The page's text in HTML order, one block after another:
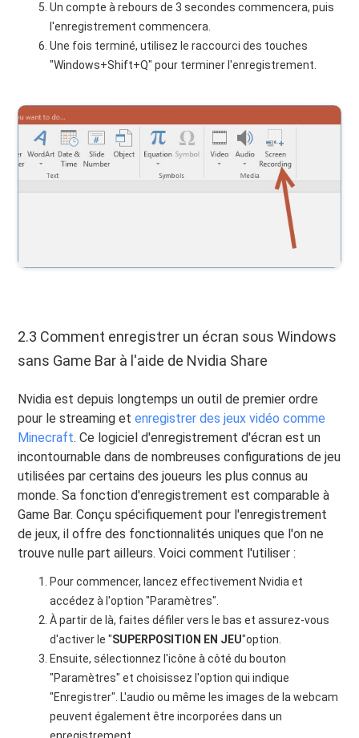
Un compte à rebours de 3 secondes commencera, puis
l'enregistrement commencera.
Une fois terminé, utilisez le raccourci des touches
"Windows+Shift+Q" pour terminer l'enregistrement.
2.3 Comment enregistrer un écran sous Windows
sans Game Bar à l'aide de Nvidia Share
Nvidia est depuis longtemps un outil de premier ordre
pour le streaming etenregistrer des jeux vidéo comme
Minecraft. Ce logiciel d'enregistrement d'écran est un
incontournable dans de nombreuses configurations de jeu
utilisées par certains des joueurs les plus connus au
monde. Sa fonction d'enregistrement est comparable à
Game Bar. Conçu spécifiquement pour l'enregistrement
de jeux, il offre des fonctionnalités uniques que l'on ne
trouve nulle part ailleurs. Voici comment l'utiliser :
Pour commencer, lancez effectivement Nvidia et
accédez à l'option "Paramètres".
À partir de là, faites défiler vers le bas et assurez-vous
d'activer le "SUPERPOSITION EN JEU"option.
Ensuite, sélectionnez l'icône à côté du bouton
"Paramètres" et choisissez l'option qui indique
"Enregistrer". L'audio ou même les images de la webcam
peuvent également être incorporées dans un